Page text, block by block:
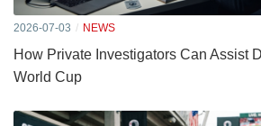
2026-07-03 NEWS
How Private Investigators Can Assist
World Cup